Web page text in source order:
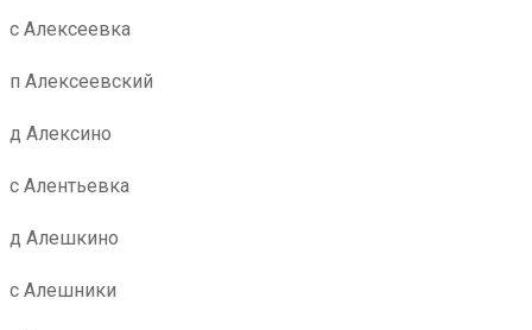
с Алексеевка
п Алексеевский
д Алексино
с Алентьевка
д Алешкино
с Алешники